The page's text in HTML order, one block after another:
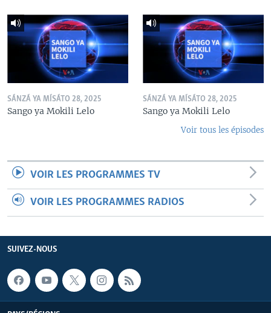
SÁNZÁ YA MÍSÁTO 28, 2025
Sango ya Mokili Lelo
SÁNZÁ YA MÍSÁTO 28, 2025
Sango ya Mokili Lelo
Voir tous les épisodes
VOIR LES PROGRAMMES TV
VOIR LES PROGRAMMES RADIOS
SUIVEZ-NOUS